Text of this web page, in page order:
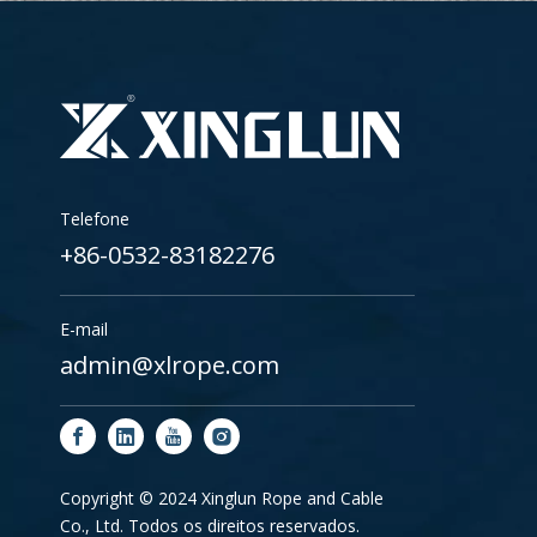
Telefone
+86-0532-83182276
E-mail
admin@xlrope.com
Copyright © 2024 Xinglun Rope and Cable
Co., Ltd. Todos os direitos reservados.